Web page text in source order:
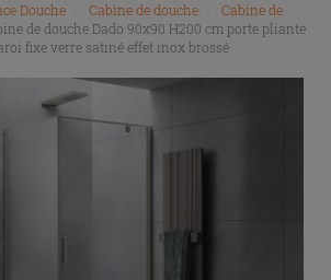
Douche Cabine de douche
Cabine de
de douche Dado 90x90 H200 cm porte pliante
fixe verre satiné effet inox brossé